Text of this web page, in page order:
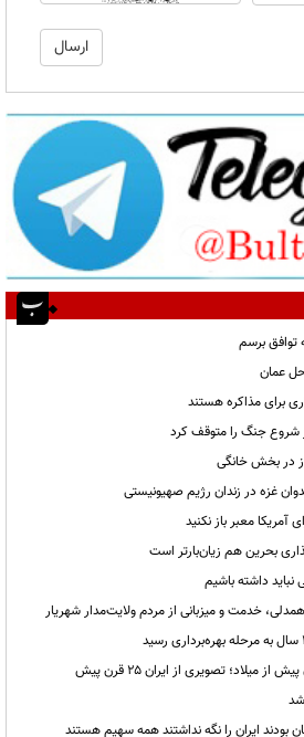
توافق برسم
عمان
برای مذاکره هستند
شروع جنگ را متوقف کرد
در بخش خانگی
غزه در زندان رژیم صهیونیستی
آمریکا معبر باز نکنید
بحرین هم زیان‌بارتر است
داشته باشیم
بودند ایران را نگه نداشتند همه سهیم هستند